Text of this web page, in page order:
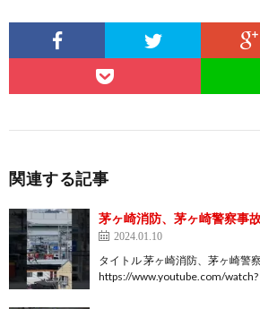
関連する記事
茅ヶ崎消防、茅ヶ崎警察事
2024.01.10
タイトル 茅ヶ崎消防、茅ヶ崎警
https://www.youtube.com/